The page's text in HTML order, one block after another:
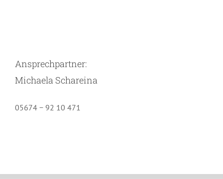
Ansprechpartner:
Michaela Schareina
05674 − 92 10 471